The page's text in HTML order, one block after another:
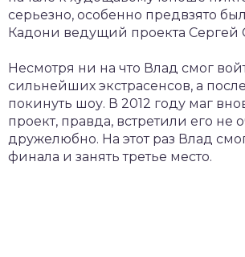
серьезно, особенно предвзято
Кадони ведущий проекта Сергей
Несмотря ни на что Влад смог
сильнейших экстрасенсов, а
покинуть шоу. В 2012 году маг
проект, правда, встретили его не
дружелюбно. На этот раз Влад
финала и занять третье место.